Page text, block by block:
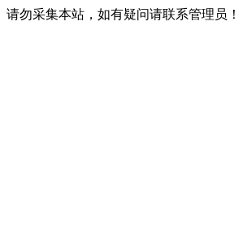
请勿采集本站，如有疑问请联系管理员！